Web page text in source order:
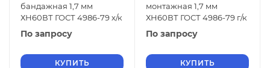
бандажная 1,7 мм
ХН60ВТ ГОСТ 4986-79 х/к
По запросу
КУПИТЬ
монтажная 1,7 мм
ХН60ВТ ГОСТ 4986-79 г/к
По запросу
КУПИТЬ